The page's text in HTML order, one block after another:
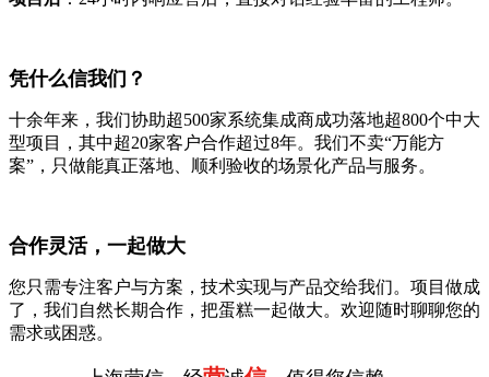
凭什么信我们？
十余年来，我们协助超500家系统集成商成功落地超800个中大
型项目，其中超20家客户合作超过8年。我们不卖“万能方
案”，只做能真正落地、顺利验收的场景化产品与服务。
合作灵活，一起做大
您只需专注客户与方案，技术实现与产品交给我们。项目做成
了，我们自然长期合作，把蛋糕一起做大。欢迎随时聊聊您的
需求或困惑。